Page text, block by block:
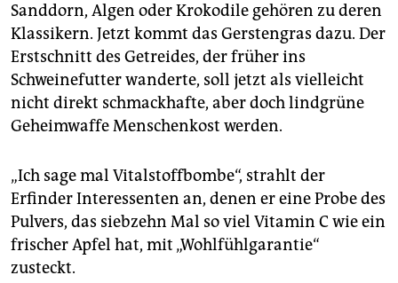
Sanddorn, Algen oder Krokodile gehören zu deren
Klassikern. Jetzt kommt das Gerstengras dazu. Der
Erstschnitt des Getreides, der früher ins
Schweinefutter wanderte, soll jetzt als vielleicht
nicht direkt schmackhafte, aber doch lindgrüne
Geheimwaffe Menschenkost werden.
„Ich sage mal Vitalstoffbombe“, strahlt der
Erfinder Interessenten an, denen er eine Probe des
Pulvers, das siebzehn Mal so viel Vitamin C wie ein
frischer Apfel hat, mit „Wohlfühlgarantie“
zusteckt.